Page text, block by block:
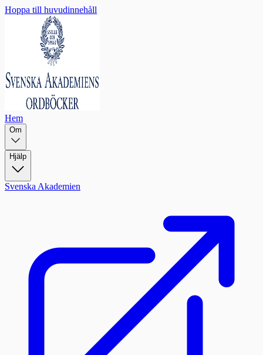
Hoppa till huvudinnehåll
Hem
Om
Hjälp
Svenska Akademien